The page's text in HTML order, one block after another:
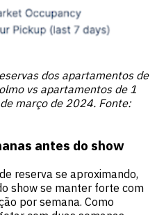
dos apartamentos de
vs apartamentos de 1
março de 2024. Fonte:
antes do show
reserva se aproximando,
show se manter forte com
por semana. Como